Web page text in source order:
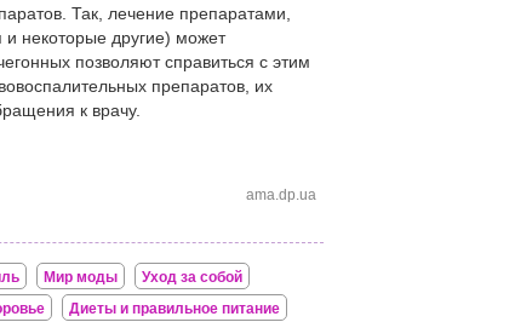
Так, лечение препаратами,
некоторые другие) может
позволяют справиться с этим
препаратов, их
к врачу.
ama.dp.ua
Мир моды
Уход за собой
Диеты и правильное питание